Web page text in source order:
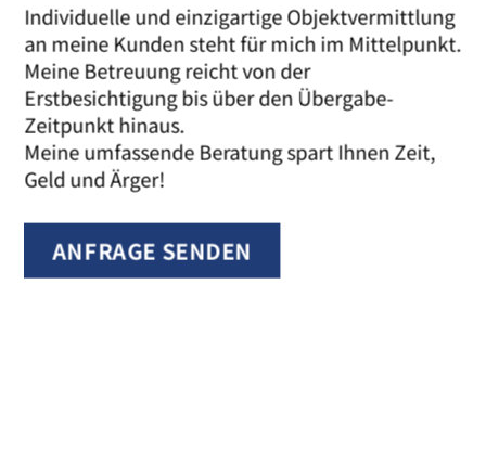
Individuelle und einzigartige Objektvermittlung
an meine Kunden steht für mich im Mittelpunkt.
Meine Betreuung reicht von der
Erstbesichtigung bis über den Übergabe-
Zeitpunkt hinaus.
Meine umfassende Beratung spart Ihnen Zeit,
Geld und Ärger!
ANFRAGE SENDEN